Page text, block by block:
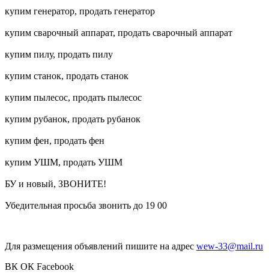
купим генератор, продать генератор
купим сварочный аппарат, продать сварочный аппарат
купим пилу, продать пилу
купим станок, продать станок
купим пылесос, продать пылесос
купим рубанок, продать рубанок
купим фен, продать фен
купим УШМ, продать УШМ
БУ и новый, ЗВОНИТЕ!
Убедительная просьба звонить до 19 00
Для размещения объявлений пишите на адрес wew-33@mail.ru
ВК ОК Facebook